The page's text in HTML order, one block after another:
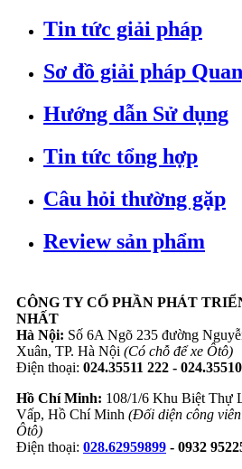
Tin tức giải pháp
Sơ đồ giải pháp
Hướng dẫn Sử dụng
Tin tức tổng hợp
Câu hỏi thường gặp
Review sản phẩm
CÔNG TY CỔ PHẦN PHÁT
NHẤT
Hà Nội: Số 6A Ngõ 235 đường
Xuân, TP. Hà Nội (Có chỗ để xe Ôtô)
Điện thoại: 024.35511 222 -
Hồ Chí Minh: 108/1/6 Khu Biệt Thự
Vấp, Hồ Chí Minh (Đối diện công
Ôtô)
Điện thoại: 028.62959899 - 0932